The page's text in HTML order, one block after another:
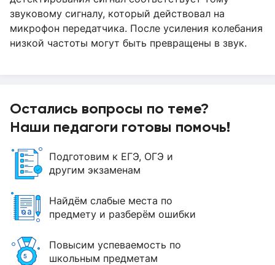
звуковому сигналу, который действовал на
микрофон передатчика. После усиления колебания
низкой частоты могут быть превращены в звук.
Остались вопросы по теме?
Наши педагоги готовы помочь!
Подготовим к ЕГЭ, ОГЭ и
другим экзаменам
Найдём слабые места по
предмету и разберём ошибки
Повысим успеваемость по
школьным предметам